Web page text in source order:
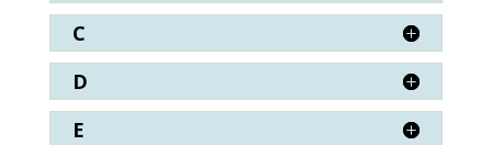
C
D
E